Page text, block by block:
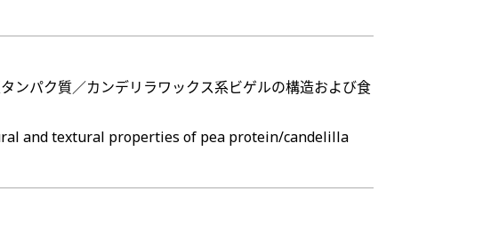
ンパク質／カンデリラワックス系ビゲルの構造および食
and textural properties of pea protein/candelilla